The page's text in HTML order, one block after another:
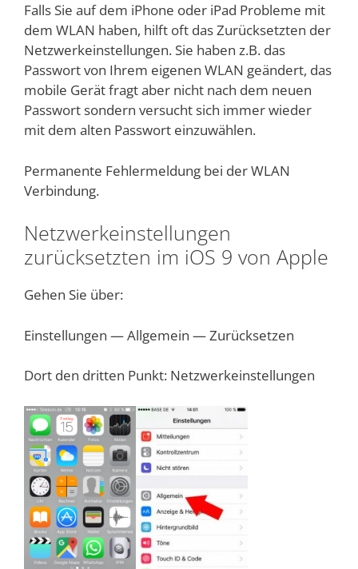
Falls Sie auf dem iPhone oder iPad Probleme mit
dem WLAN haben, hilft oft das Zurücksetzten der
Netzwerkeinstellungen. Sie haben z.B. das
Passwort von Ihrem eigenen WLAN geändert, das
mobile Gerät fragt aber nicht nach dem neuen
Passwort sondern versucht sich immer wieder
mit dem alten Passwort einzuwählen.
Permanente Fehlermeldung bei der WLAN
Verbindung.
Netzwerkeinstellungen
zurücksetzten im iOS 9 von Apple
Gehen Sie über:
Einstellungen — Allgemein — Zurücksetzen
Dort den dritten Punkt: Netzwerkeinstellungen